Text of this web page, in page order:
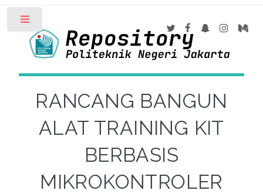
RANCANG BANGUN
ALAT TRAINING KIT
BERBASIS
MIKROKONTROLER